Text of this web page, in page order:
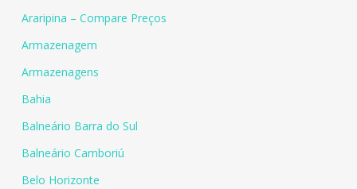
Araripina – Compare Preços
Armazenagem
Armazenagens
Bahia
Balneário Barra do Sul
Balneário Camboriú
Belo Horizonte